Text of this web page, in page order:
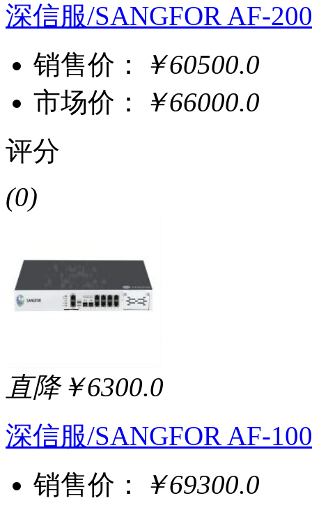
深信服/SANGFOR AF-
销售价：
￥60500.0
市场价：
￥66000.0
评分
(0)
直降￥6300.0
深信服/SANGFOR AF-
销售价：
￥69300.0